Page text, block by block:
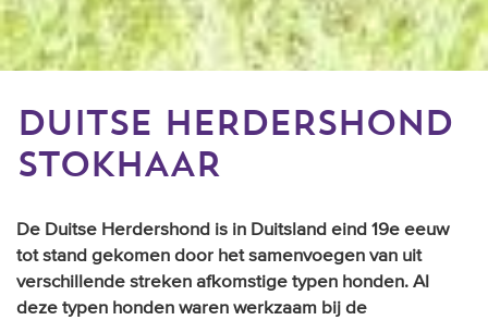
DUITSE HERDERSHOND
STOKHAAR
De Duitse Herdershond is in Duitsland eind 19e eeuw
tot stand gekomen door het samenvoegen van uit
verschillende streken afkomstige typen honden. Al
deze typen honden waren werkzaam bij de